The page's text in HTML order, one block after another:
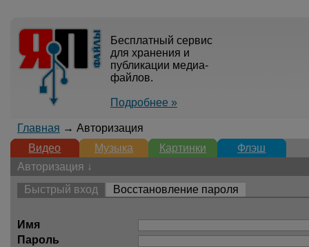
Бесплатный сервис
для хранения и
публикации медиа-
файлов.
Подробнее »
Главная → Авторизация
Видео
Музыка Картинки
Флэш
Авторизация ↓
Быстрый вход
Восстановление пароля
Имя
Пароль